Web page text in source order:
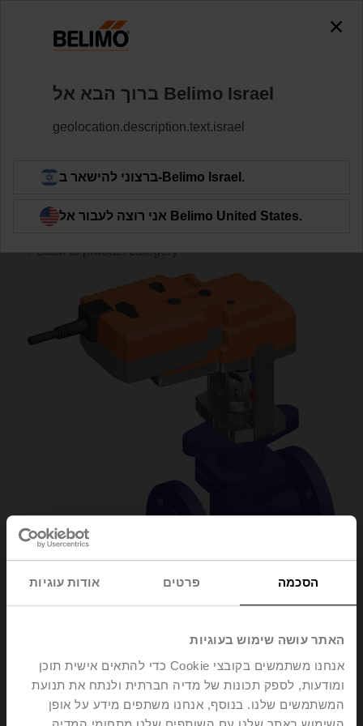
הסכמה פרטים אודות עוגיות
האתר עושה שימוש בעוגיות
אנחנו משתמשים בקובצי Cookie כדי להתאים אישית תוכן
ומודעות, לספק תכונות של מדיה חברתית ולנתח את תנועת
המשתמשים שלנו. בנוסף, אנחנו משתפים מידע על אופן
H6025X6P3-S2/NVK230A-3
Learn More
Back to product category
H6025X6P3-
S2/NVK230A-3
ברוך הבא אל Belimo ‏Israel
geolocation.description.text.israel
ברצוני להישאר ב-Belimo ‏Israel.
אני רוצה לעבור אל Belimo ‏United States.